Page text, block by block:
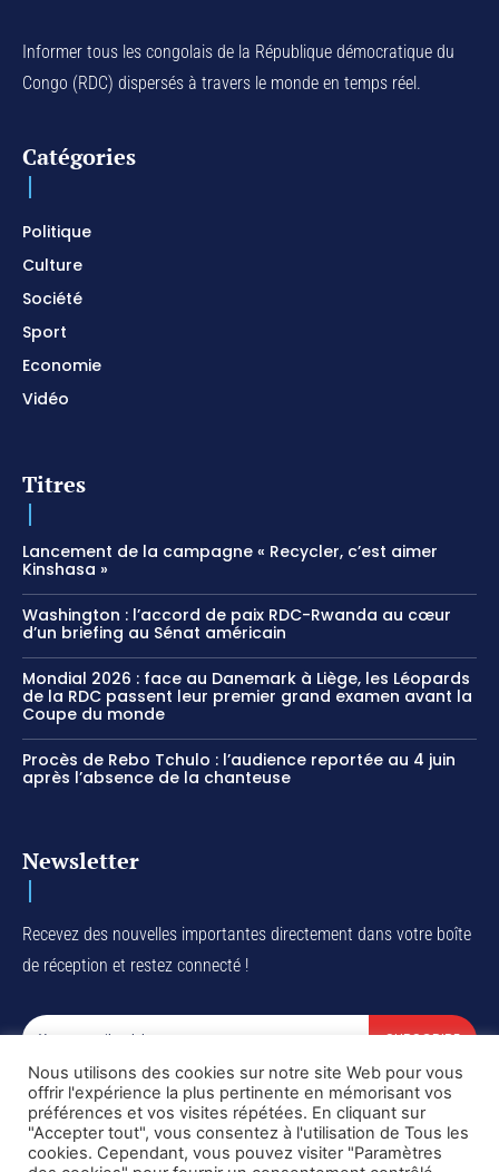
Informer tous les congolais de la République démocratique du
Congo (RDC) dispersés à travers le monde en temps réel.
Catégories
Politique
Culture
Société
Sport
Economie
Vidéo
Titres
Lancement de la campagne « Recycler, c’est aimer
Kinshasa »
Washington : l’accord de paix RDC-Rwanda au cœur
d’un briefing au Sénat américain
Mondial 2026 : face au Danemark à Liège, les Léopards
de la RDC passent leur premier grand examen avant la
Coupe du monde
Procès de Rebo Tchulo : l’audience reportée au 4 juin
après l’absence de la chanteuse
Newsletter
Recevez des nouvelles importantes directement dans votre boîte
de réception et restez connecté !
SUBSCRIBE
I've read and accept thePrivacy Policy.
Nous utilisons des cookies sur notre site Web pour vous
offrir l'expérience la plus pertinente en mémorisant vos
préférences et vos visites répétées. En cliquant sur
"Accepter tout", vous consentez à l'utilisation de Tous les
cookies. Cependant, vous pouvez visiter "Paramètres